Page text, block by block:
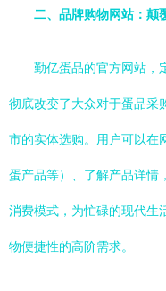
二、品牌购物网站：颠
勤亿蛋品的官方网站，
彻底改变了大众对于蛋品
市的实体选购。用户可以在
蛋产品等）、了解产品详情
消费模式，为忙碌的现代生
物便捷性的高阶需求。